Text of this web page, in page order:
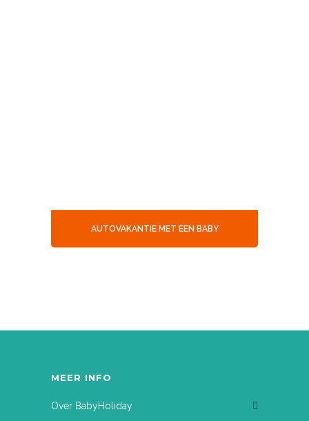
AUTOVAKANTIE MET EEN BABY
MEER INFO
Over BabyHoliday